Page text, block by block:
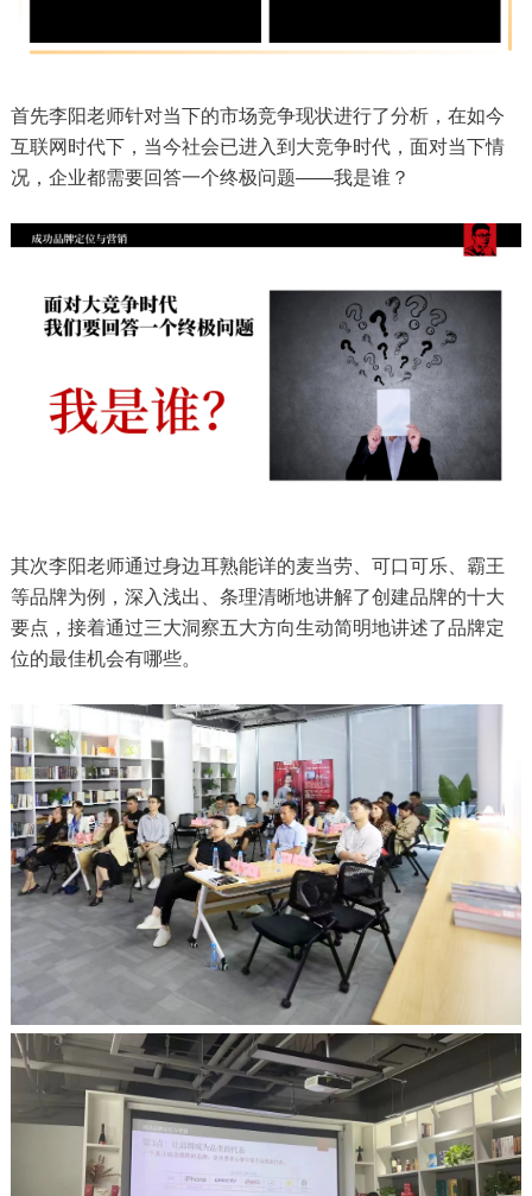
首先李阳老师针对当下的市场竞争现状进行了分析，在如今
互联网时代下，当今社会已进入到大竞争时代，面对当下情
况，企业都需要回答一个终极问题——我是谁？
其次李阳老师通过身边耳熟能详的麦当劳、可口可乐、霸王
等品牌为例，深入浅出、条理清晰地讲解了创建品牌的十大
要点，接着通过三大洞察五大方向生动简明地讲述了品牌定
位的最佳机会有哪些。